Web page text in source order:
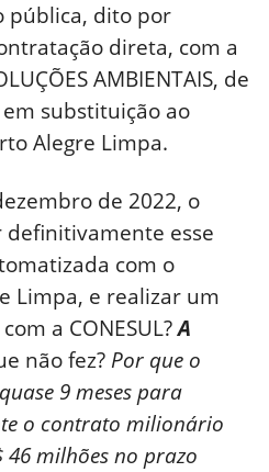
pública, dito por
direta, com a
AMBIENTAIS, de
em substituição ao
Alegre Limpa.
de 2022, o
esse
com o
Limpa, e realizar um
a CONESUL?A
não fez? Por que o
9 meses para
o contrato milionário
46 milhões no prazo